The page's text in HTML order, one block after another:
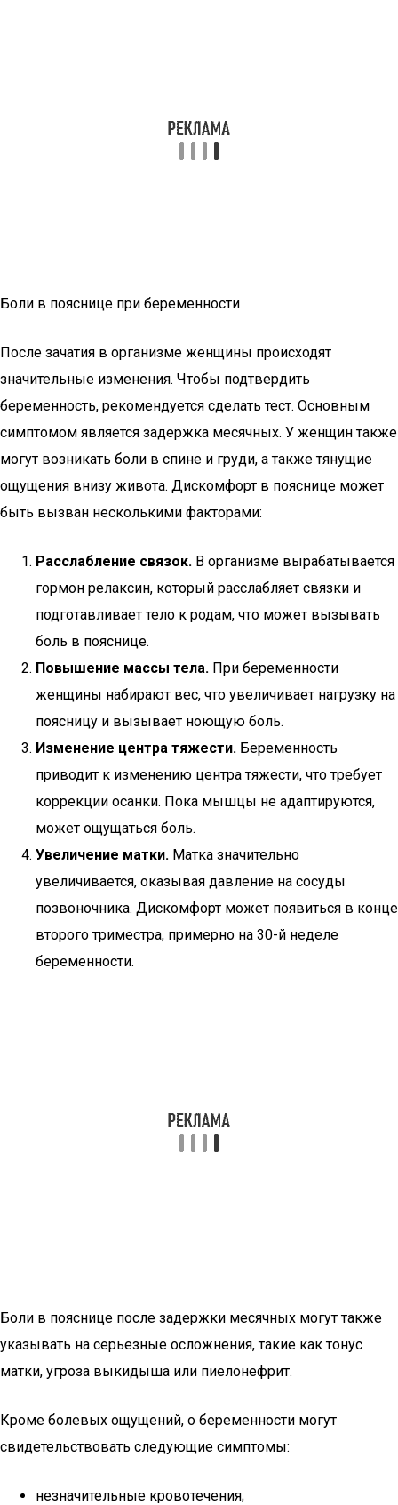
Боли в пояснице при беременности
После зачатия в организме женщины происходят
значительные изменения. Чтобы подтвердить
беременность, рекомендуется сделать тест. Основным
симптомом является задержка месячных. У женщин также
могут возникать боли в спине и груди, а также тянущие
ощущения внизу живота. Дискомфорт в пояснице может
быть вызван несколькими факторами:
Расслабление связок. В организме вырабатывается
гормон релаксин, который расслабляет связки и
подготавливает тело к родам, что может вызывать
боль в пояснице.
Повышение массы тела. При беременности
женщины набирают вес, что увеличивает нагрузку на
поясницу и вызывает ноющую боль.
Изменение центра тяжести. Беременность
приводит к изменению центра тяжести, что требует
коррекции осанки. Пока мышцы не адаптируются,
может ощущаться боль.
Увеличение матки. Матка значительно
увеличивается, оказывая давление на сосуды
позвоночника. Дискомфорт может появиться в конце
второго триместра, примерно на 30-й неделе
беременности.
Боли в пояснице после задержки месячных могут также
указывать на серьезные осложнения, такие как тонус
матки, угроза выкидыша или пиелонефрит.
Кроме болевых ощущений, о беременности могут
свидетельствовать следующие симптомы:
незначительные кровотечения;